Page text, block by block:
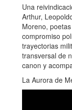
Una
Arthur,
Moreno,
compromiso
trayectorias
transversal de
canon y
La Aurora de